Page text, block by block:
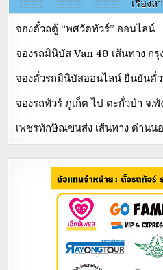
จองตั๋วถตู้ “พศวัตทัวร์” ออนไลน์
จองรถมินิบัส Van 49 เส้นทาง ก
จองตั๋วรถมินิบัสออนไลน์ ยืนยันตั๋
จองรถทัวร์ ภูเก็ต ไป ตะกั่วป่า จ.พั
เพชรทักษิณขนส่ง เส้นทาง ด่านน